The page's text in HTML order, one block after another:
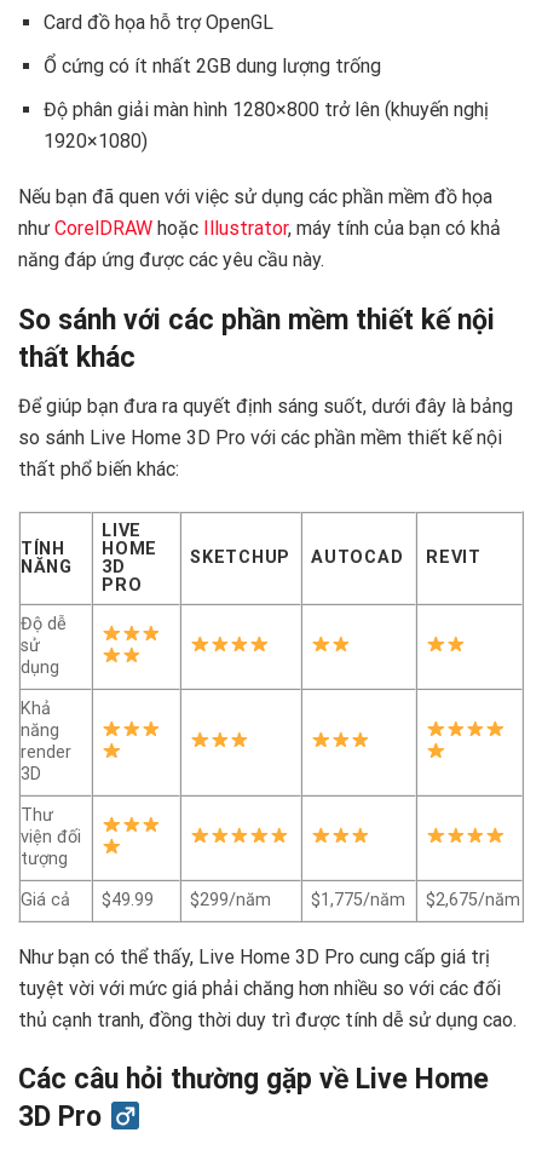
Card đồ họa hỗ trợ OpenGL
Ổ cứng có ít nhất 2GB dung lượng trống
Độ phân giải màn hình 1280×800 trở lên (khuyến nghị
1920×1080)
Nếu bạn đã quen với việc sử dụng các phần mềm đồ họa
như CorelDRAW hoặc Illustrator, máy tính của bạn có khả
năng đáp ứng được các yêu cầu này.
So sánh với các phần mềm thiết kế nội
thất khác
Để giúp bạn đưa ra quyết định sáng suốt, dưới đây là bảng
so sánh Live Home 3D Pro với các phần mềm thiết kế nội
thất phổ biến khác:
TÍNH
NĂNG
LIVE
HOME
3D
PRO
SKETCHUP AUTOCAD REVIT
Độ dễ
sử
dụng
Khả
năng
render
3D
Thư
viện đối
tượng
Giá cả
$49.99 $299/năm $1,775/năm $2,675/năm
Như bạn có thể thấy, Live Home 3D Pro cung cấp giá trị
tuyệt vời với mức giá phải chăng hơn nhiều so với các đối
thủ cạnh tranh, đồng thời duy trì được tính dễ sử dụng cao.
Các câu hỏi thường gặp về Live Home
3D Pro ‍